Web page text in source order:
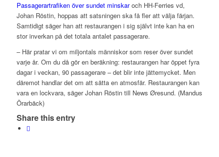
Passagerartrafiken över sundet minskaroch HH-Ferries vd,
Johan Röstin, hoppas att satsningen ska få fler att välja färjan.
Samtidigt säger han att restaurangen i sig självt inte kan ha en
stor inverkan på det totala antalet passagerare.
– Här pratar vi om miljontals människor som reser över sundet
varje år. Om du då gör en beräkning: restaurangen har öppet fyra
dagar i veckan, 90 passagerare – det blir inte jättemycket. Men
däremot handlar det om att sätta en atmosfär. Restaurangen kan
vara en lockvara, säger Johan Röstin till News Øresund. (Mandus
Örarbäck)
Share this entry